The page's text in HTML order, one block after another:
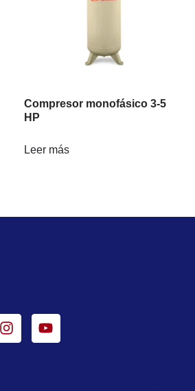
Compresor monofásico 3-5
HP
Leer más